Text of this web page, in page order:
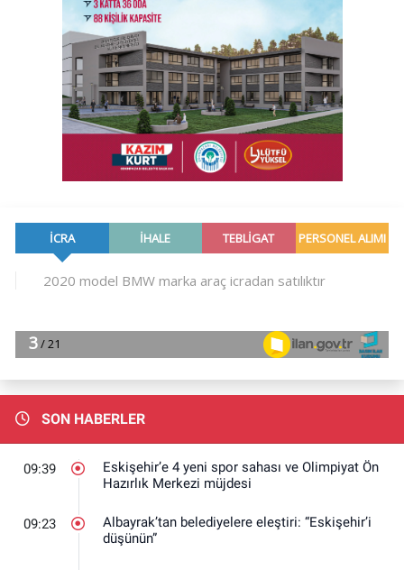
SON HABERLER
09:39
Eskişehir’e 4 yeni spor sahası ve Olimpiyat Ön
Hazırlık Merkezi müjdesi
09:23
Albayrak’tan belediyelere eleştiri: “Eskişehir’i
düşünün”